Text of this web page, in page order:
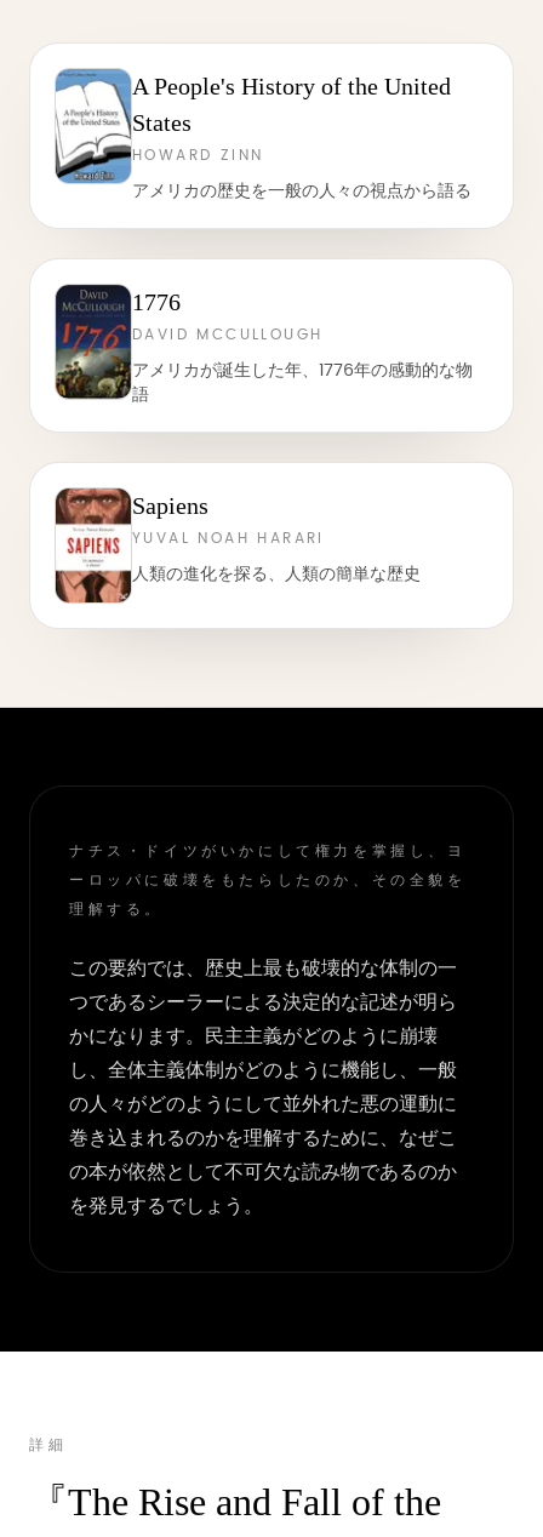
A People's History of the United
States
HOWARD ZINN
アメリカの歴史を一般の人々の視点から語る
1776
DAVID MCCULLOUGH
アメリカが誕生した年、1776年の感動的な物
語
Sapiens
YUVAL NOAH HARARI
人類の進化を探る、人類の簡単な歴史
ナチス・ドイツがいかにして権力を掌握し、ヨ
ーロッパに破壊をもたらしたのか、その全貌を
理解する。
この要約では、歴史上最も破壊的な体制の一
つであるシーラーによる決定的な記述が明ら
かになります。民主主義がどのように崩壊
し、全体主義体制がどのように機能し、一般
の人々がどのようにして並外れた悪の運動に
巻き込まれるのかを理解するために、なぜこ
の本が依然として不可欠な読み物であるのか
を発見するでしょう。
詳細
『The Rise and Fall of the